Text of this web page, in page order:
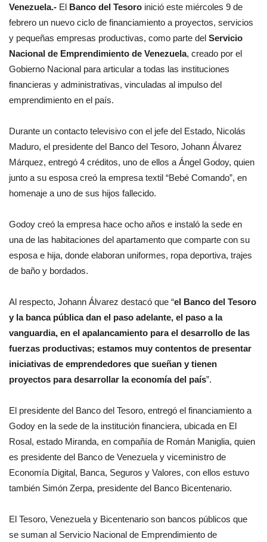
Venezuela.- El Banco del Tesoro inició este miércoles 9 de
febrero un nuevo ciclo de financiamiento a proyectos, servicios
y pequeñas empresas productivas, como parte del Servicio
Nacional de Emprendimiento de Venezuela, creado por el
Gobierno Nacional para articular a todas las instituciones
financieras y administrativas, vinculadas al impulso del
emprendimiento en el país.
Durante un contacto televisivo con el jefe del Estado, Nicolás
Maduro, el presidente del Banco del Tesoro, Johann Álvarez
Márquez, entregó 4 créditos, uno de ellos a Ángel Godoy, quien
junto a su esposa creó la empresa textil “Bebé Comando”, en
homenaje a uno de sus hijos fallecido.
Godoy creó la empresa hace ocho años e instaló la sede en
una de las habitaciones del apartamento que comparte con su
esposa e hija, donde elaboran uniformes, ropa deportiva, trajes
de baño y bordados.
Al respecto, Johann Álvarez destacó que “el Banco del Tesoro
y la banca pública dan el paso adelante, el paso a la
vanguardia, en el apalancamiento para el desarrollo de las
fuerzas productivas; estamos muy contentos de presentar
iniciativas de emprendedores que sueñan y tienen
proyectos para desarrollar la economía del país”.
El presidente del Banco del Tesoro, entregó el financiamiento a
Godoy en la sede de la institución financiera, ubicada en El
Rosal, estado Miranda, en compañía de Román Maniglia, quien
es presidente del Banco de Venezuela y viceministro de
Economía Digital, Banca, Seguros y Valores, con ellos estuvo
también Simón Zerpa, presidente del Banco Bicentenario.
El Tesoro, Venezuela y Bicentenario son bancos públicos que
se suman al Servicio Nacional de Emprendimiento de